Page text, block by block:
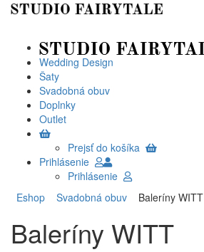
Wedding Design
Šaty
Svadobná obuv
Doplnky
Outlet
Prejsť do košíka
Prihlásenie
Prihlásenie
Eshop
Svadobná obuv Baleríny WITT
Baleríny WITT